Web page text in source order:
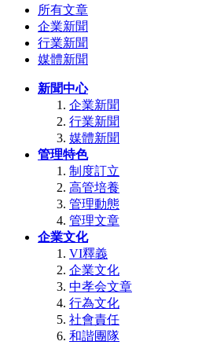
所有文章
企業新聞
行業新聞
媒體新聞
新聞中心
企業新聞
行業新聞
媒體新聞
管理特色
制度訂立
高管培養
管理動態
管理文章
企業文化
VI釋義
企業文化
中孝会文章
行為文化
社會責任
和諧團隊